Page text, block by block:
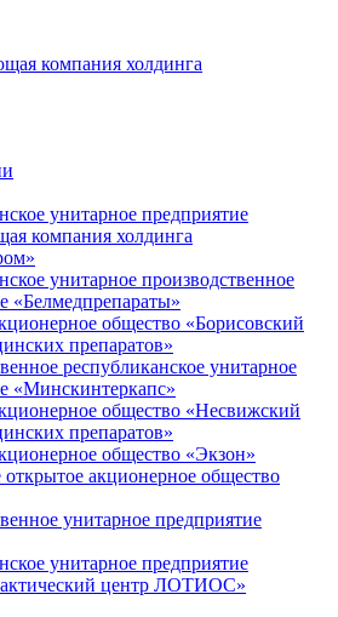
компания холдинга
унитарное предприятие
компания холдинга
унитарное производственное
«Белмедпрепараты»
общество «Борисовский
препаратов»
республиканское унитарное
«Минскинтеркапс»
общество «Несвижский
препаратов»
общество «Экзон»
акционерное общество
унитарное предприятие
унитарное предприятие
центр ЛОТИОС»